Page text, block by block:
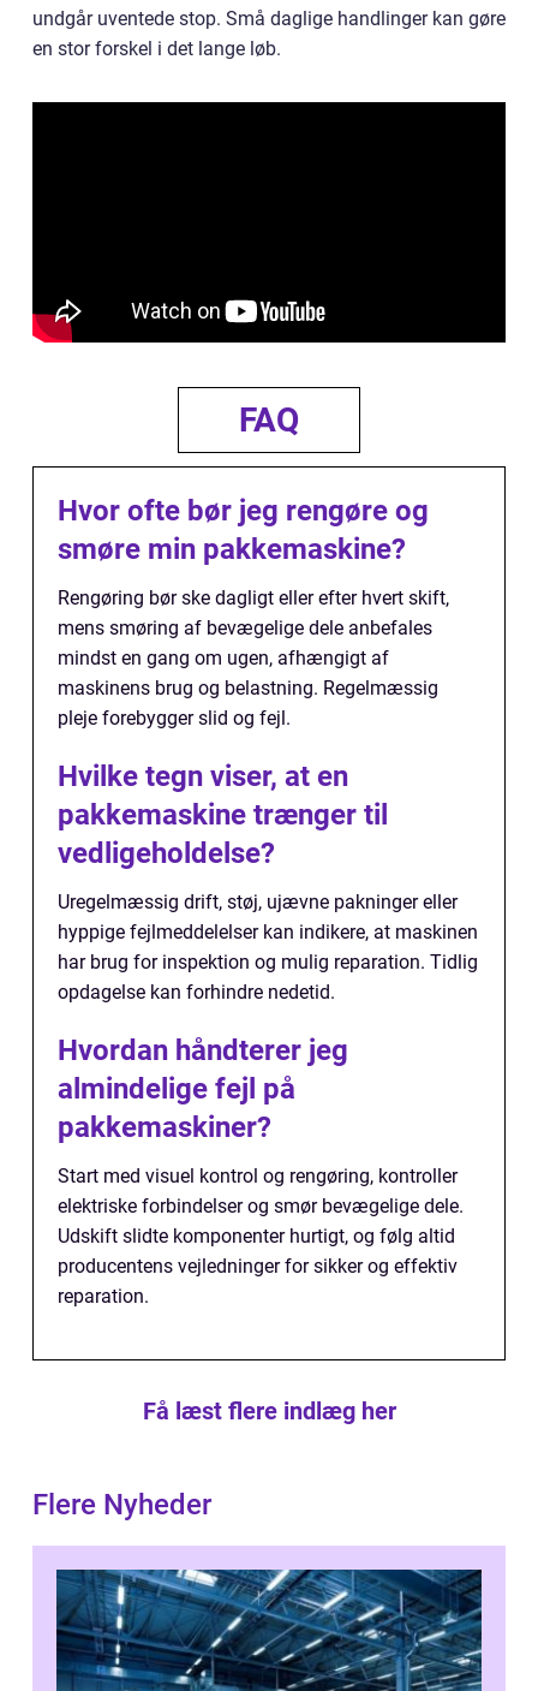
undgår uventede stop. Små daglige handlinger kan gøre
en stor forskel i det lange løb.
FAQ
Hvor ofte bør jeg rengøre og
smøre min pakkemaskine?
Rengøring bør ske dagligt eller efter hvert skift,
mens smøring af bevægelige dele anbefales
mindst en gang om ugen, afhængigt af
maskinens brug og belastning. Regelmæssig
pleje forebygger slid og fejl.
Hvilke tegn viser, at en
pakkemaskine trænger til
vedligeholdelse?
Uregelmæssig drift, støj, ujævne pakninger eller
hyppige fejlmeddelelser kan indikere, at maskinen
har brug for inspektion og mulig reparation. Tidlig
opdagelse kan forhindre nedetid.
Hvordan håndterer jeg
almindelige fejl på
pakkemaskiner?
Start med visuel kontrol og rengøring, kontroller
elektriske forbindelser og smør bevægelige dele.
Udskift slidte komponenter hurtigt, og følg altid
producentens vejledninger for sikker og effektiv
reparation.
Få læst flere indlæg her
Flere Nyheder